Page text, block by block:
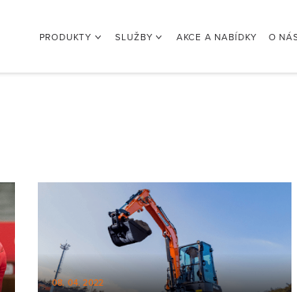
PRODUKTY SLUŽBY AKCE A NABÍDKY O
08. 04. 2022